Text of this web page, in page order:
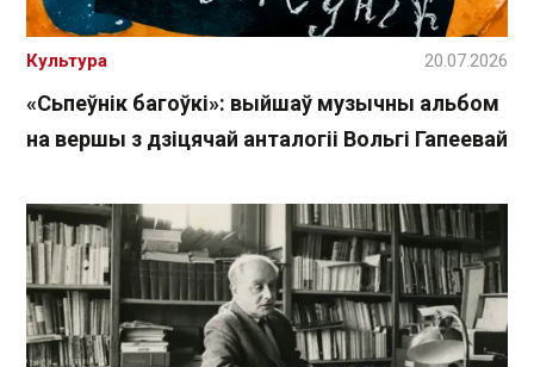
«Сьпеўнік багоўкі»: выйшаў музычны альбом
на вершы з дзіцячай анталогіі Вольгі Гапеевай
Культура 20.07.2026